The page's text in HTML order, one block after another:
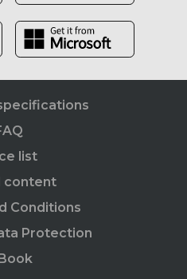
list
content
Conditions
Protection